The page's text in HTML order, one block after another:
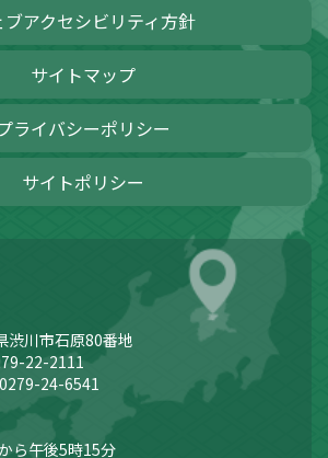
ブアクセシビリティ方針
サイトマップ
ライバシーポリシー
サイトポリシー
渋川市石原80番地
22-2111
24-6541
ら午後5時15分